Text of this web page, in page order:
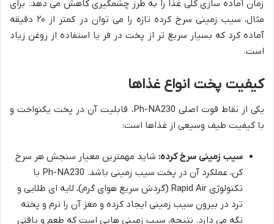
زمان آماده سازی کلی غذا را به طرز چشمگیری کاهش می دهد. برای
مثال، سیب زمینی سرخ کرده تازه را می توان در کمتر از ۲۰ دقیقه
آماده کرد که بسیار سریع تر از پخت در فر یا استفاده از روغن زیاد
است.
کیفیت پخت انواع غذاها
یکی از نقاط قوت اصلی Ph-NA230، قابلیت آن در پخت یکنواخت و
با کیفیت طیف وسیعی از غذاها است:
سیب زمینی سرخ کرده: شاید مهمترین معیار سنجش هر سرخ
کن، عملکرد آن در پخت سیب زمینی باشد. Ph-NA230 با
تکنولوژی Rapid Air (گردش سریع هوای گرم)، لایه ای طلایی و
ترد در بیرون سیب زمینی ایجاد کرده و مغز آن را نرم و پخته
نگه می دارد. نتیجه، سیب زمینی هایی است که طعم و بافتی